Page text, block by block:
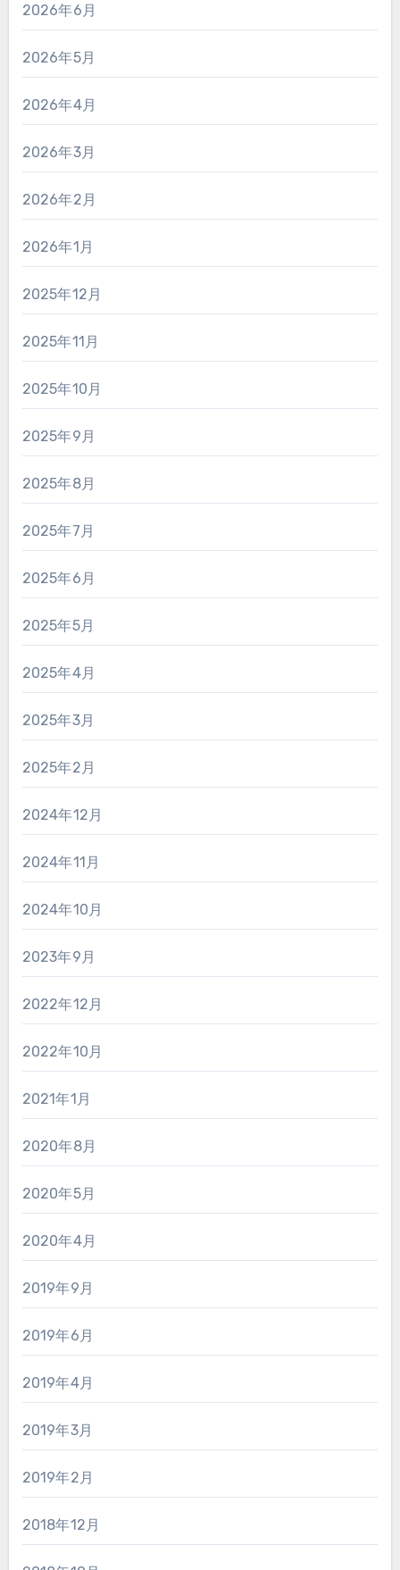
2026年6月
2026年5月
2026年4月
2026年3月
2026年2月
2026年1月
2025年12月
2025年11月
2025年10月
2025年9月
2025年8月
2025年7月
2025年6月
2025年5月
2025年4月
2025年3月
2025年2月
2024年12月
2024年11月
2024年10月
2023年9月
2022年12月
2022年10月
2021年1月
2020年8月
2020年5月
2020年4月
2019年9月
2019年6月
2019年4月
2019年3月
2019年2月
2018年12月